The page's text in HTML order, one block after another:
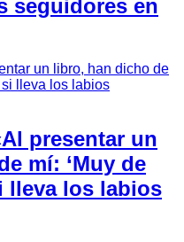
seguidores en
presentar un
mí: ‘Muy de
lleva los labios